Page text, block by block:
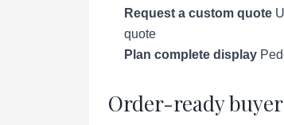
Request a custom quote
quote
Plan complete display
Order-ready